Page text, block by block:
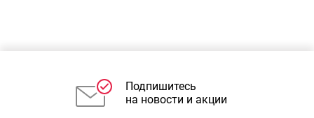
Подпишитесь
на новости и акции